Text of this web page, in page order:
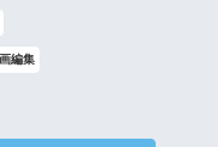
編集